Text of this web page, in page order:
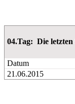
04.Tag: Die
Datum
21.06.2015